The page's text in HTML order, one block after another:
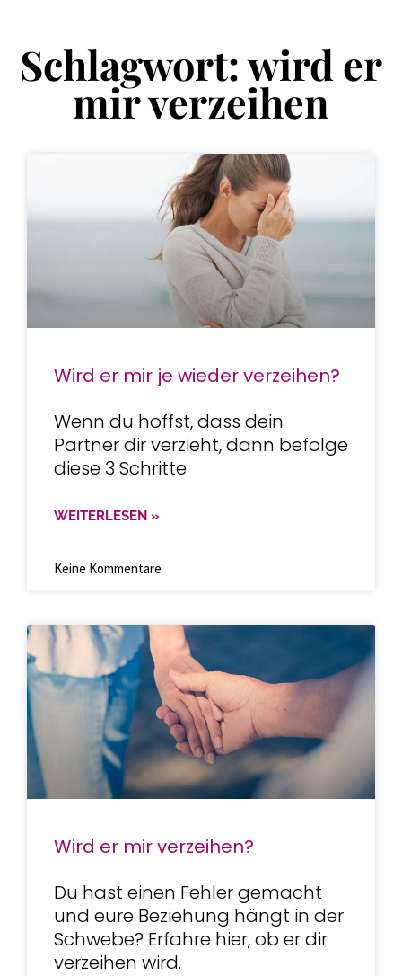
Schlagwort: wird er
mir verzeihen
Wird er mir je wieder verzeihen?
Wenn du hoffst, dass dein
Partner dir verzieht, dann befolge
diese 3 Schritte
WEITERLESEN »
Keine Kommentare
Wird er mir verzeihen?
Du hast einen Fehler gemacht
und eure Beziehung hängt in der
Schwebe? Erfahre hier, ob er dir
verzeihen wird.